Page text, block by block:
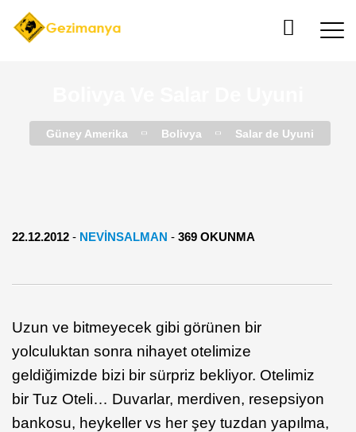
Güney Amerika Bolivya Salar de Uyuni
22.12.2012 - NEVINSALMAN - 369 OKUNMA
Uzun ve bitmeyecek gibi görünen bir
yolculuktan sonra nihayet otelimize
geldiğimizde bizi bir sürpriz bekliyor. Otelimiz
bir Tuz Oteli… Duvarlar, merdiven, resepsiyon
bankosu, heykeller vs her şey tuzdan yapılma,